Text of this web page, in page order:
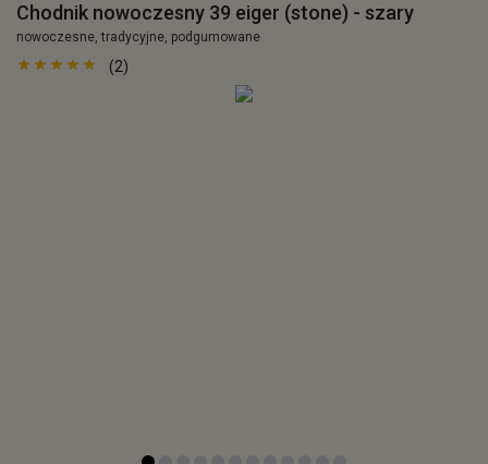
Chodnik nowoczesny 39 eiger (stone) - szary
nowoczesne, tradycyjne, podgumowane
(2)